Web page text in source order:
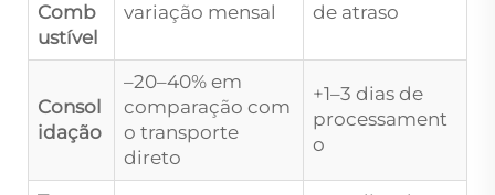
Comb
ustível
variação mensal
de atraso
Consol
idação
–20–40% em
comparação com
o transporte
direto
+1–3 dias de
processament
o